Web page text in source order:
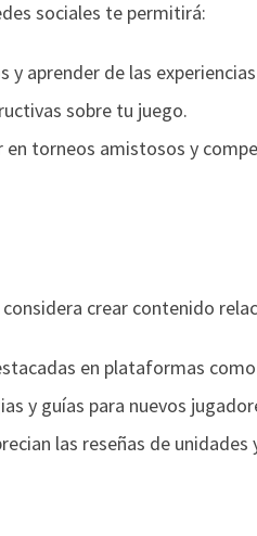
sociales te permitirá:
y aprender de las
sobre tu juego.
en torneos amistosos y
crear contenido
en plataformas
y guías para nuevos
las reseñas de